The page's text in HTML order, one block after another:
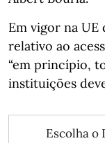
Em vigor na UE
relativo ao
“em princípio,
instituições
Escolha o